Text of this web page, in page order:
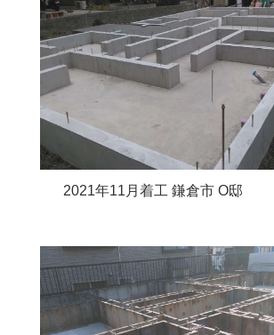
2021年11月着工 鎌倉市 O邸